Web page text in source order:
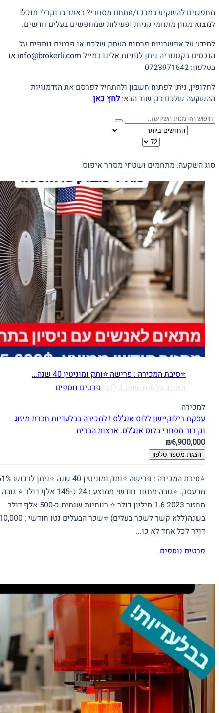
מחפשים להשקיע במרכז/מתחם מסחרי? באתר ברוקרלי תוכלו
למצוא מגוון מתחמי קניות ופעילות שמחפשים בעלים חדשים.
למידע על אפשרויות פרסום העסק שלכם או פרטים נוספים על
הנכסים בקטגוריה ניתן לפניות אלינו במייל info@brokerli.com או
בטלפון: 0723971642
לחלופין, ניתן לפתוח חשבון ולהתחיל לפרסם את הזדמנויות
ההשקעה שלכם בקישור הבא:לחץ כאן.
סוג השקעה: מתחמים ושטחי מסחראיפוס
⭐סיבת המכירה : פרישה ⭐⁠ותק ומוניטין 40 שנה…
תאריך פרסום: שנה 1 לִפנֵי
פרטים נוספים
למכירה
עסקת רילוקיישן ללוס אנג’לס ! למכירה בבלעדיות חברת מיזוג
וקירור מסחרי בלוס אנג’לס.ארצות הברית
₪6,900,000
הצגת מספר טלפון
⭐סיבת המכירה : פרישה ⭐⁠ותק ומוניטין 40
מהעסק. ⭐גובה מחזור חודשי ממוצע ב24 כ-145 אלף דולר ⭐ ⁠גובה
מחזור 2023 1.6 מיליון דולר ⁠⭐ רווחיות שנתית כ-500 אלף דולר
בשנה(ללא קשר לשכר בעלים) ⭐שכר הבעלים נטו חודשי
דולר לכל אחד לא כו...
פרטים נוספים